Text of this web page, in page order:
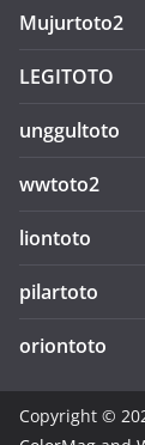
Mujurtoto2
LEGITOTO
unggultoto
wwtoto2
liontoto
pilartoto
oriontoto
Copyright ©